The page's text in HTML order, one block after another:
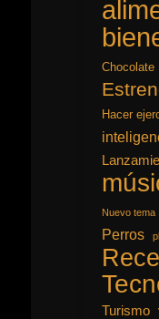
Chocolate
Hacer
Nuevo tema
Perros
Turismo